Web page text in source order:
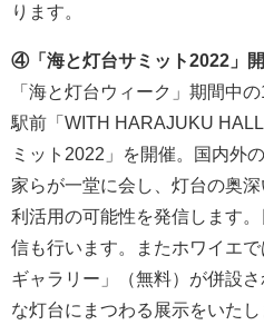
ります。
④「海と灯台サミット2022」
「海と灯台ウィーク」期間中
駅前「WITH HARAJUKU
ミット2022」を開催。国内外
家らが一堂に会し、灯台の奥深
利活用の可能性を発信します
信も行います。またホワイエ
ギャラリー」（無料）が併設
な灯台にまつわる展示をいたし